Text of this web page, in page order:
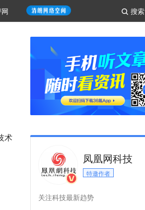
搜索
术
凤凰网科技
特邀作者
关注科技最新趋势